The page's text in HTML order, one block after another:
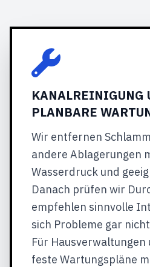
KANALREINIGUNG
PLANBARE
Wir entfernen
andere Ablagerungen
Wasserdruck und
Danach prüfen wir
empfehlen sinnvolle
sich Probleme gar
Für Hausverwaltungen
feste Wartungspläne